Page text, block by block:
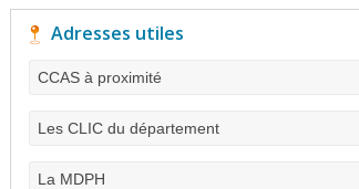
Adresses utiles
CCAS à proximité
Les CLIC du département
La MDPH